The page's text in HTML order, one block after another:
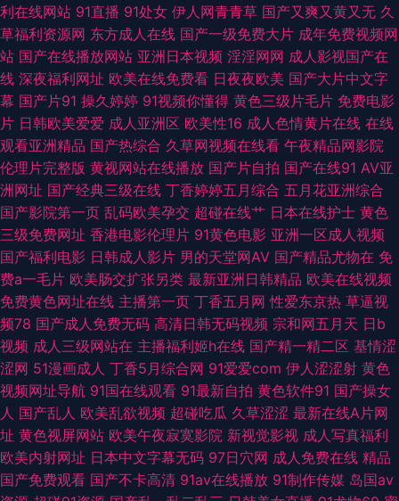
91涩涩视频 大香蕉易淫网 久久天天夜夜肏逼 四虎激情 91舔丝足 福利视频导
航网址 男人天堂成人网 亚洲激情社区 爱豆TV传媒免费 狠狠干中文字幕 人人
艹欧美 伊人久久国产在线 超碰九色91 九一传媒影视传媒 日韩传媒性爱 在线
中文字十页 第一导航 欧美肏屄精品区别 午夜九二福利 91新网址 国产免费情
爱视频 欧美另类专区 亚洲综合中文网 超碰日韩在线 九九这里都是精品 三级
国产字幕 91这里 国产内射免费视频 欧美剧免费观看 性爱黄色一级网站 草逼
免费直接看 久草在线资源 日韩人妻无码久久 97色色影视 极品五月花综合 天
天操人人 99色色网址 韩日独立站免费 日韩电影色色 91次元网站 岛国操逼片
另类综合另类 伊人成人自拍 成人国产自拍 久久精品熟一区 午夜成人导航 97
豆花 韩漫污污黄页 日本天堂一区 91成长人版网 成人伊人影视 久久只有这里
有 伊人综合香蕉另类 丰满熟妇乱子另类 欧美大片视频18 性爱视频一区二区
利在线网站 91直播 91处女 伊人网青青草 国产又爽又黄又无 久
草福利资源网 东方成人在线 国产一级免费大片 成年免费视频网
站 国产在线播放网站 亚洲日本视频 淫淫网网 成人影视国产在
线 深夜福利网址 欧美在线免费看 日夜夜欧美 国产大片中文字
幕 国产片91 操久婷婷 91视频你懂得 黄色三级片毛片 免费电影
片 日韩欧美爱爱 成人亚洲区 欧美性16 成人色情黄片在线 在线
观看亚洲精品 国产热综合 久草网视频在线看 午夜精品网影院
伦理片完整版 黄视网站在线播放 国产片自拍 国产在线91 AV亚
洲网址 国产经典三级在线 丁香婷婷五月综合 五月花亚洲综合
国产影院第一页 乱码欧美孕交 超碰在线艹 日本在线护士 黄色
三级免费网址 香港电影伦理片 91黄色电影 亚洲一区成人视频
国产福利电影 日韩成人影片 男的天堂网AV 国产精品尤物在 免
费a一毛片 欧美肠交扩张另类 最新亚洲日韩精品 欧美在线视频
免费黄色网址在线 主播第一页 丁香五月网 性爱东京热 草逼视
频78 国产成人免费无码 高清日韩无码视频 宗和网五月天 日b
视频 成人三级网站在 主播福利姬h在线 国产精一精二区 基情涩
涩网 51漫画成人 丁香5月综合网 91爱爱com 伊人涩涩射 黄色
视频网址导航 91国在线观看 91最新自拍 黄色软件91 国产操女
人 国产乱人 欧美乱欲视频 超碰吃瓜 久草涩涩 最新在线A片网
址 黄色视屏网站 欧美午夜寂寞影院 新视觉影视 成人写真福利
欧美内射网址 日本中文字幕无码 97日穴网 成人免费在线 精品
国产免费观看 国产不卡高清 91av在线播放 91制作传媒 岛国av